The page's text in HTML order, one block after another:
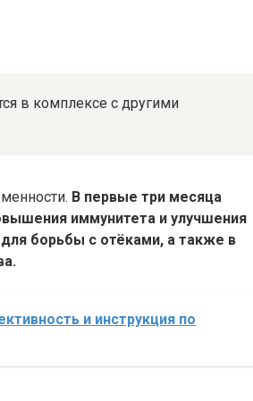
в комплексе с другими
В первые три месяца
иммунитета и улучшения
борьбы с отёками, а также в
и инструкция по